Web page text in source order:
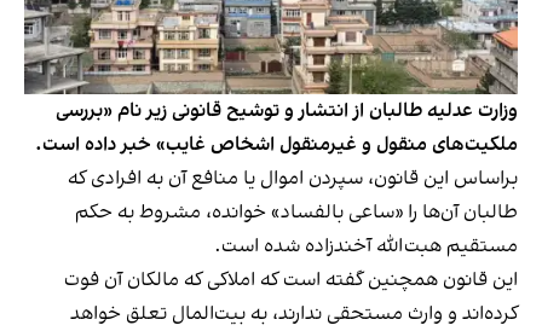
وزارت عدلیه طالبان از انتشار و توشیح قانونی زیر نام «بررسی
ملکیت‌های منقول و غیرمنقول اشخاص غایب» خبر داده است.
براساس این قانون، سپردن اموال یا منافع آن به افرادی که
طالبان آن‌ها را «ساعی بالفساد» خوانده، مشروط به حکم
مستقیم هبت‌الله آخندزاده شده است.
این قانون همچنین گفته است که املاکی که مالکان آن فوت
کرده‌اند و وارث مستحقی ندارند، به بیت‌المال تعلق خواهد